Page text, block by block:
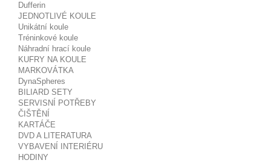
Dufferin
JEDNOTLIVÉ KOULE
Unikátní koule
Tréninkové koule
Náhradní hrací koule
KUFRY NA KOULE
MARKOVÁTKA
DynaSpheres
BILIARD SETY
SERVISNÍ POTŘEBY
ČIŠTĚNÍ
KARTÁČE
DVD A LITERATURA
VYBAVENÍ INTERIÉRU
HODINY